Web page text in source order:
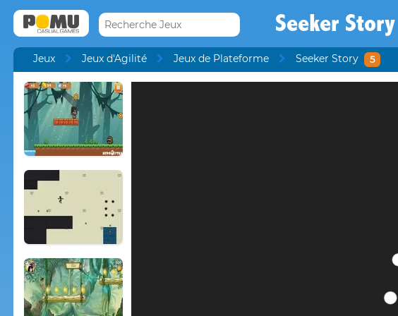
Seeker Story
Jeux Jeux d'Agilité Jeux de Plateforme Seeker Story 5